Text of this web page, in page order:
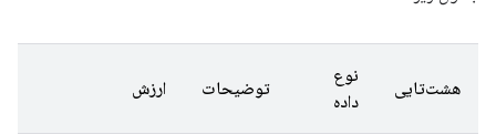
هشت‌تایی
نوع
داده
توضیحات ارزش